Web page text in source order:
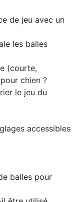
de jeu avec un
les balles
(courte,
chien ?
le jeu du
accessibles
balles pour